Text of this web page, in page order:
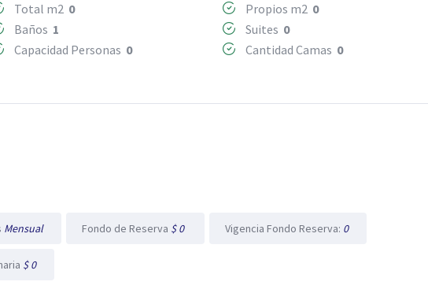
Total m2 0 Propios m2 0
Baños 1 Suites 0
Capacidad Personas 0 Cantidad Camas 0
Mensual Fondo de Reserva $ 0 Vigencia Fondo Reserva: 0
$ 0